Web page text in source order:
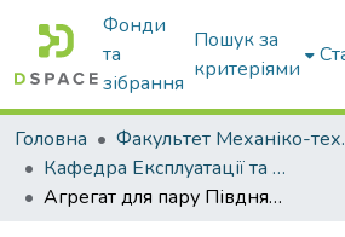
Фонди
та
зібрання
Пошук за
критеріями
Головна
Кафедра Експлуатації та технічного сервісу машин
Агрегат для пару Півдня України